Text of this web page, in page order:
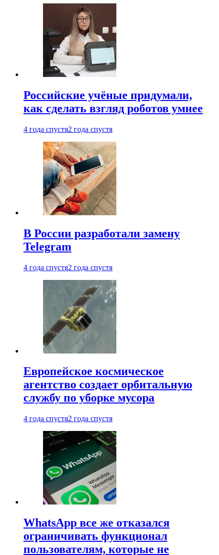
Российские учёные придумали,
как сделать взгляд роботов умнее
4 года спустя2 года спустя
В России разработали замену
Telegram
4 года спустя2 года спустя
Европейское космическое
агентство создает орбитальную
службу по уборке мусора
4 года спустя2 года спустя
WhatsApp все же отказался
ограничивать функционал
пользователям, которые не